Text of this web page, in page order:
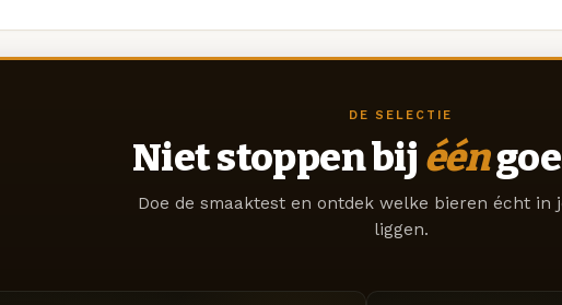
DE SELECTIE
Niet stoppen bij één
Doe de smaaktest en ontdek welke bieren écht in
liggen.